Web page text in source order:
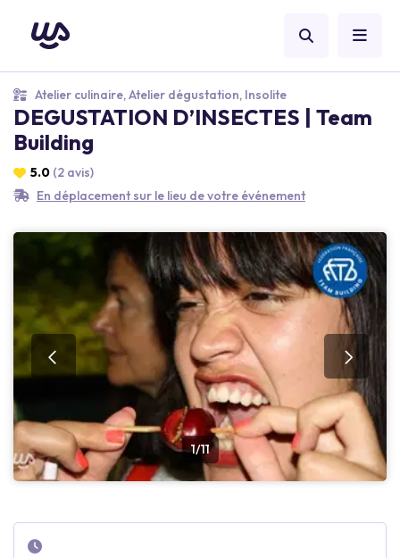
Atelier culinaire, Atelier dégustation, Insolite
DEGUSTATION D’INSECTES | Team
Building
5.0 (2 avis)
En déplacement sur le lieu de votre événement
1/11